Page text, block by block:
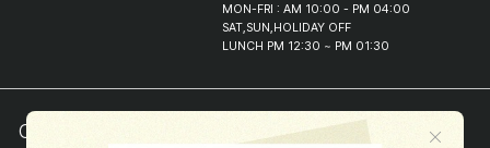
MON-FRI : AM 10:00 - PM 04:00
SAT,SUN,HOLIDAY OFF
LUNCH PM 12:30 ~ PM 01:30
COMPANY INFO